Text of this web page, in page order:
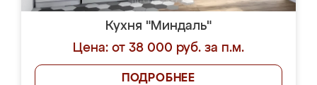
Кухня "Миндаль"
Цена: от 38 000 руб. за п.м.
ПОДРОБНЕЕ